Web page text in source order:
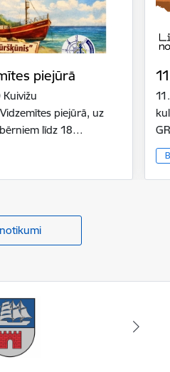
piejūrā
piejūrā, uz
līdz 18…